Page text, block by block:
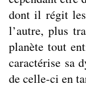
dont il régit les
l’autre, plus
planète tout
caractérise sa
de celle-ci en